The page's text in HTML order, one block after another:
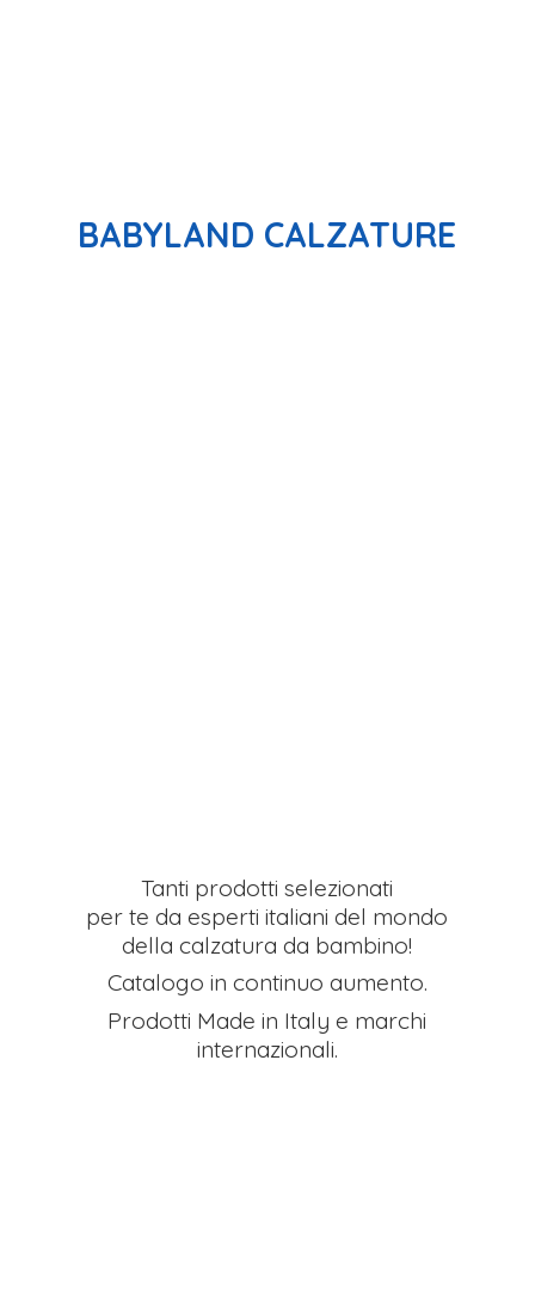
BABYLAND CALZATURE
Tanti prodotti selezionati
per te da esperti italiani del mondo
della calzatura da bambino!
Catalogo in continuo aumento.
Prodotti Made in Italy e marchi
internazionali.